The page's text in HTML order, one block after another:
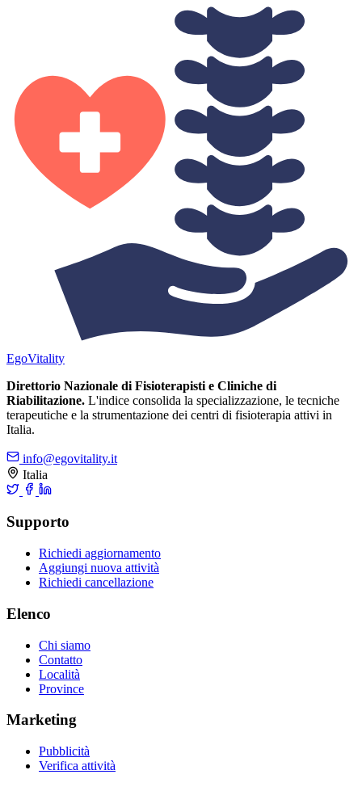
EgoVitality
Direttorio Nazionale di Fisioterapisti e Cliniche di
Riabilitazione. L'indice consolida la specializzazione, le tecniche
terapeutiche e la strumentazione dei centri di fisioterapia attivi in
Italia.
info@egovitality.it
Italia
Supporto
Richiedi aggiornamento
Aggiungi nuova attività
Richiedi cancellazione
Elenco
Chi siamo
Contatto
Località
Province
Marketing
Pubblicità
Verifica attività